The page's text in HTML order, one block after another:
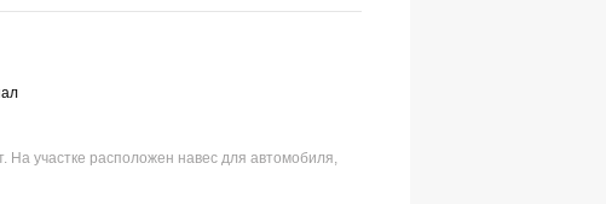
участке расположен навес для автомобиля,